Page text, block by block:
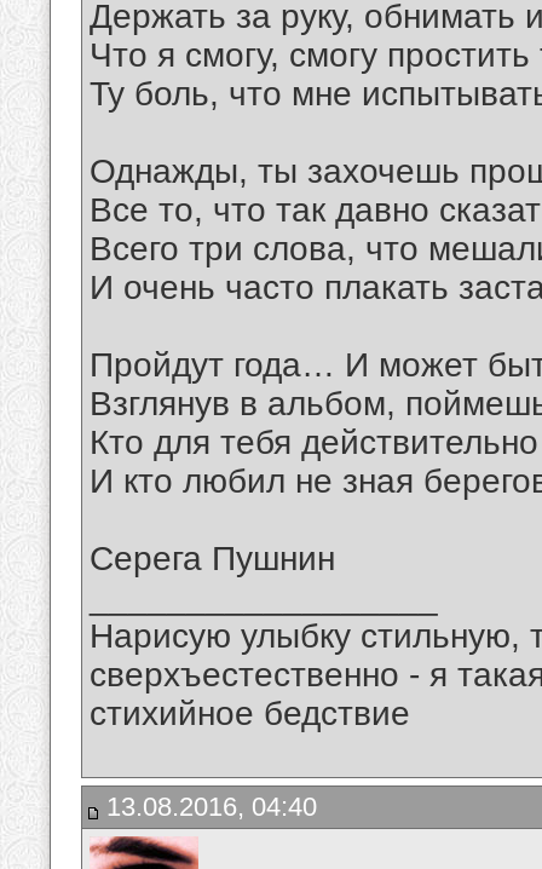
Держать за руку, обнимать
Что я смогу, смогу простить
Ту боль, что мне
Однажды, ты захочешь
Все то, что так давно
Всего три слова, что
И очень часто плакать
Пройдут года… И может
Взглянув в альбом,
Кто для тебя
И кто любил не зная
Серега Пушнин
Нарисую улыбку стильную,
сверхъестественно - я
стихийное бедствие
13.08.2016, 04:40